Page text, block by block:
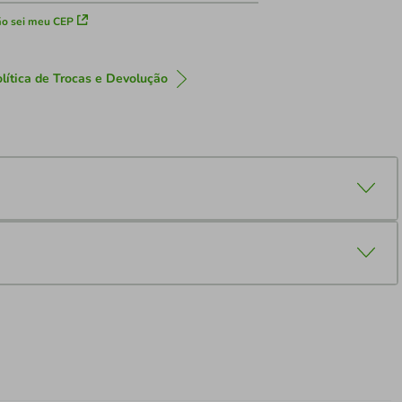
sei meu CEP
de Trocas e Devolução